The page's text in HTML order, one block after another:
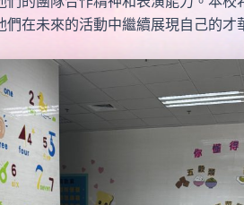
在未來的活動中繼續展現自己的才